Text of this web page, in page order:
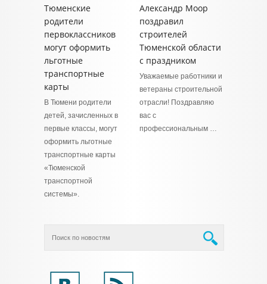
Тюменские
родители
первоклассников
могут оформить
льготные
транспортные
карты
В Тюмени родители
детей, зачисленных в
первые классы, могут
оформить льготные
транспортные карты
«Тюменской
транспортной
системы».
Александр Моор
поздравил
строителей
Тюменской области
с праздником
Уважаемые работники и
ветераны строительной
отрасли! Поздравляю
вас с
профессиональным …